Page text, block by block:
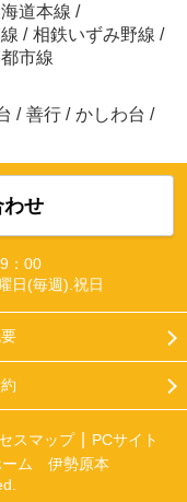
道本線 /
/ 相鉄いずみ野線 /
市線
/ 善行 / かしわ台 /
わせ
：00
日(毎週).祝日
スマップ
PCサイト
ーム 伊勢原本